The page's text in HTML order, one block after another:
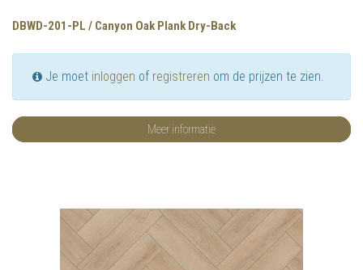
DBWD-201-PL / Canyon Oak Plank Dry-Back
Je moet inloggen of registreren om de prijzen te zien.
Meer informatie